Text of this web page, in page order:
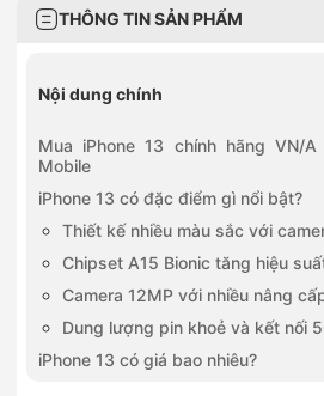
THÔNG TIN SẢN PHẨM
Nội dung chính
Mua iPhone 13 chính hãng VN/
Mobile
iPhone 13 có đặc điểm gì nổi bật?
Thiết kế nhiều màu sắc với
Chipset A15 Bionic tăng hiệu
Camera 12MP với nhiều nâng
Dung lượng pin khoẻ và kết nối
iPhone 13 có giá bao nhiêu?